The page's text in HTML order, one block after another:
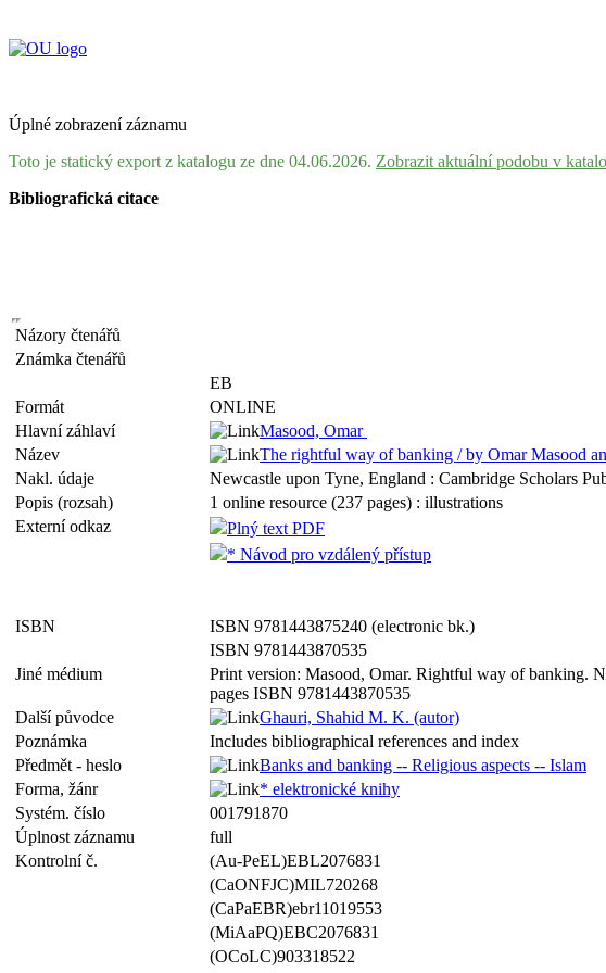
Úplné zobrazení záznamu
Toto je statický export z katalogu ze dne 04.06.2026. Zobrazit aktuální podobu v
Bibliografická citace
Názory čtenářů
Známka čtenářů
EB
Formát
ONLINE
Hlavní záhlaví
Masood, Omar
Název
The rightful way of banking / by Omar Masood
Nakl. údaje
Newcastle upon Tyne, England : Cambridge Scholars
Popis (rozsah)
1 online resource (237 pages) : illustrations
Externí odkaz
Plný text PDF
* Návod pro vzdálený přístup
ISBN
ISBN 9781443875240 (electronic bk.)
ISBN 9781443870535
Jiné médium
Print version: Masood, Omar. Rightful way of banking.
pages ISBN 9781443870535
Další původce
Ghauri, Shahid M. K. (autor)
Poznámka
Includes bibliographical references and index
Předmět - heslo
Banks and banking -- Religious aspects -- Islam
Forma, žánr
* elektronické knihy
Systém. číslo
001791870
Úplnost záznamu
full
Kontrolní č.
(Au-PeEL)EBL2076831
(CaONFJC)MIL720268
(CaPaEBR)ebr11019553
(MiAaPQ)EBC2076831
(OCoLC)903318522